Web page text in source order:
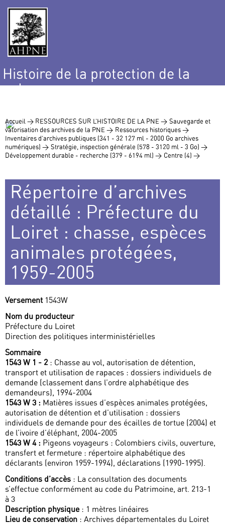
Histoire de la protection de la
nature
Accueil > RESSOURCES SUR L’HISTOIRE DE LA PNE > Sauvegarde et
valorisation des archives de la PNE > Ressources historiques >
Inventaires d’archives publiques (341 - 32 127 ml - 2000 Go archives
numériques) > Stratégie, inspection générale (578 - 3120 ml - 3 Go) >
Développement durable - recherche (379 - 6194 ml) > Centre (4) >
Répertoire d’archives
détaillé : Préfecture du
Loiret : chasse, espèces
animales protégées,
1959-2005
Versement 1543W
Nom du producteur
Préfecture du Loiret
Direction des politiques interministérielles
Sommaire
1543 W 1 - 2 : Chasse au vol, autorisation de détention,
transport et utilisation de rapaces : dossiers individuels de
demande (classement dans l’ordre alphabétique des
demandeurs), 1994-2004
1543 W 3 : Matières issues d’espèces animales protégées,
autorisation de détention et d’utilisation : dossiers
individuels de demande pour des écailles de tortue (2004) et
de l’ivoire d’éléphant, 2004-2005
1543 W 4 : Pigeons voyageurs : Colombiers civils, ouverture,
transfert et fermeture : répertoire alphabétique des
déclarants (environ 1959-1994), déclarations (1990-1995).
Conditions d’accès : La consultation des documents
s’effectue conformément au code du Patrimoine, art. 213-1
à 3
Description physique: 1 mètres linéaires
Lieu de conservation : Archives départementales du Loiret